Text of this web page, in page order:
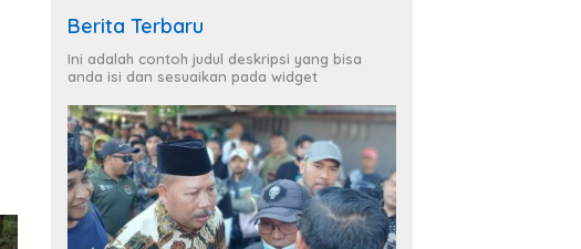
Berita Terbaru
Ini adalah contoh judul deskripsi yang bisa
anda isi dan sesuaikan pada widget